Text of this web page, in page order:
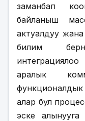
заманбап
байланыш
актуалдуу жана
билим
аралык
алар бул
эске алынууга